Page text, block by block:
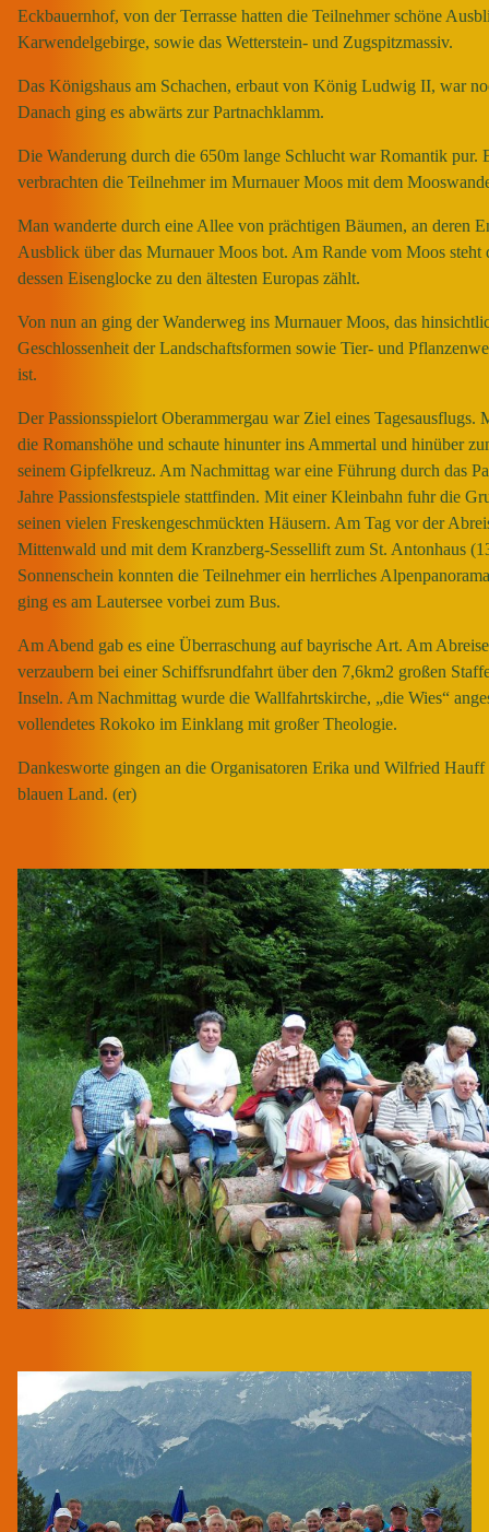
Eckbauernhof, von der Terrasse hatten die Teilnehmer schöne
Karwendelgebirge, sowie das Wetterstein- und Zugspitzmassiv.
Das Königshaus am Schachen, erbaut von König Ludwig II, war
Danach ging es abwärts zur Partnachklamm.
Die Wanderung durch die 650m lange Schlucht war Romantik pur.
verbrachten die Teilnehmer im Murnauer Moos mit dem
Man wanderte durch eine Allee von prächtigen Bäumen, an deren
Ausblick über das Murnauer Moos bot. Am Rande vom Moos steht
dessen Eisenglocke zu den ältesten Europas zählt.
Von nun an ging der Wanderweg ins Murnauer Moos, das
Geschlossenheit der Landschaftsformen sowie Tier- und
ist.
Der Passionsspielort Oberammergau war Ziel eines Tagesausflugs.
die Romanshöhe und schaute hinunter ins Ammertal und hinüber
seinem Gipfelkreuz. Am Nachmittag war eine Führung durch das
Jahre Passionsfestspiele stattfinden. Mit einer Kleinbahn fuhr die
seinen vielen Freskengeschmückten Häusern. Am Tag vor der
Mittenwald und mit dem Kranzberg-Sessellift zum St. Antonhaus
Sonnenschein konnten die Teilnehmer ein herrliches
ging es am Lautersee vorbei zum Bus.
Am Abend gab es eine Überraschung auf bayrische Art. Am
verzaubern bei einer Schiffsrundfahrt über den 7,6km2 großen
Inseln. Am Nachmittag wurde die Wallfahrtskirche, „die Wies“
vollendetes Rokoko im Einklang mit großer Theologie.
Dankesworte gingen an die Organisatoren Erika und Wilfried Hauff
blauen Land. (er)